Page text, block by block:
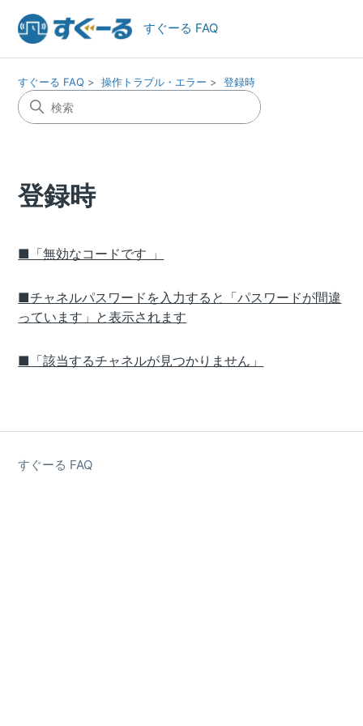
すぐーる FAQ
すぐーる FAQ 操作トラブル・エラー 登録時
登録時
■「無効なコードです 」
■チャネルパスワードを入力すると「パスワードが間違
っています」と表示されます
■「該当するチャネルが見つかりません」
すぐーる FAQ